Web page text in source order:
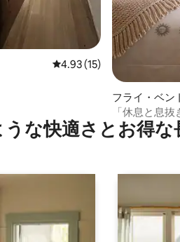
均評価 レビュー15件、5つ星中
4.93 (15)
フライ・ベン
「休息と息
な快⁠適⁠さ⁠とお⁠得⁠な